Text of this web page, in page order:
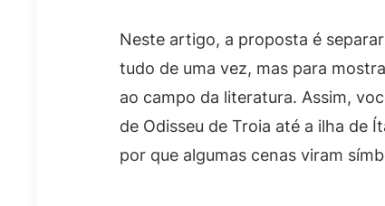
Neste artigo, a proposta é
tudo de uma vez, mas para
ao campo da literatura. Assim,
de Odisseu de Troia até a ilha de
por que algumas cenas viram